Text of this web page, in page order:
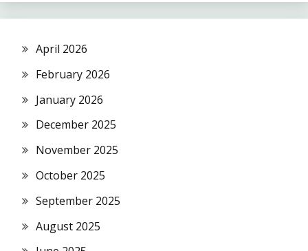
April 2026
February 2026
January 2026
December 2025
November 2025
October 2025
September 2025
August 2025